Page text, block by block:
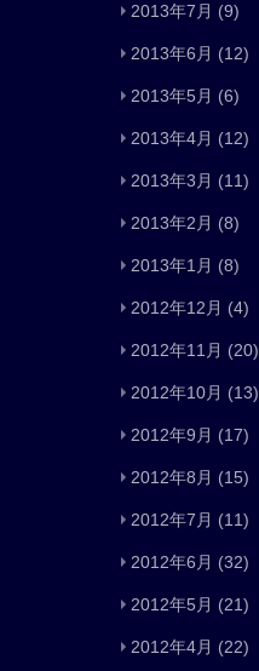
2013年7月 (9)
2013年6月 (12)
2013年5月 (6)
2013年4月 (12)
2013年3月 (11)
2013年2月 (8)
2013年1月 (8)
2012年12月 (4)
2012年11月 (20)
2012年10月 (13)
2012年9月 (17)
2012年8月 (15)
2012年7月 (11)
2012年6月 (32)
2012年5月 (21)
2012年4月 (22)